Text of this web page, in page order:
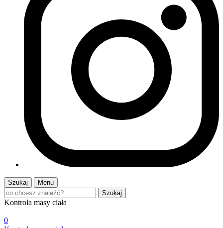
Szukaj
Menu
Szukaj
Kontrola masy ciała
0